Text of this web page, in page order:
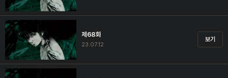
제68화
23.07.12
보기